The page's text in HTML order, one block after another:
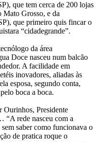
que tem cerca de 200 lojas
Grosso, e da
que primeiro quis fincar o
“cidadegrande”.
da área
Doce nasceu num balcão
A facilidade em
inovadores, aliadas às
esposa, segundo conta,
boca a boca.
Ourinhos, Presidente
“A rede nasceu com a
saber como funcionava o
de pratica roque o